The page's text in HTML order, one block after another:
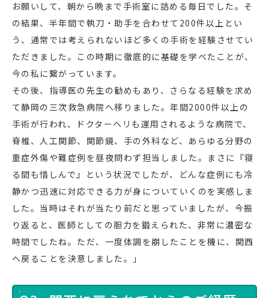
お願いして、朝から晩まで手術室に詰める毎日でした。そ
の結果、半年間で執刀・助手を合わせて200件以上とい
う、通常では考えられないほど多くの手術を経験させてい
ただきました。この時期に徹底的に基礎を学べたことが、
今の私に繋がっています。
その後、指導医の先生の勧めもあり、さらなる経験を求め
て静岡の三次救急病院へ移りました。年間2000件以上の
手術が行われ、ドクターヘリも運用されるような病院で、
脊椎、人工関節、関節鏡、手の外科など、あらゆる分野の
重症外傷や難症例を昼夜問わず担当しました。まさに『寝
る間も惜しんで』という状況でしたが、どんな症例にも冷
静かつ迅速に対応できる力が身についていくのを実感しま
した。当時はそれが当たり前だと思っていましたが、今振
り返ると、医師としての胆力を鍛えられた、非常に濃密な
時間でしたね。ただ、一度体調を崩したことを機に、関西
へ戻ることを決意しました。」